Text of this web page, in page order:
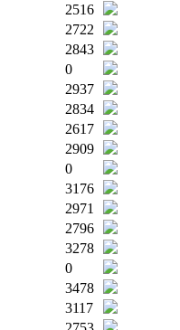
2516
2722
2843
0
2937
2834
2617
2909
0
3176
2971
2796
3278
0
3478
3117